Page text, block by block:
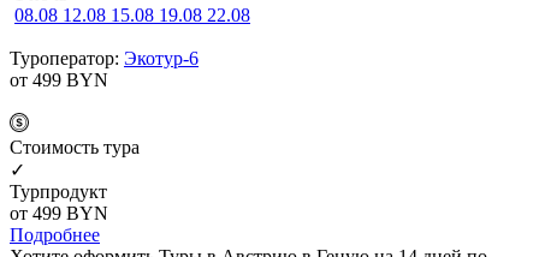
08.08 12.08 15.08 19.08 22.08
Туроператор: Экотур-6
от 499 BYN
Cтоимость тура
✓
Турпродукт
от 499 BYN
Подробнее